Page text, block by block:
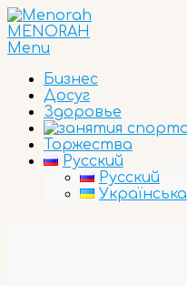
Skip
to
content
MENORAH
Primary
Menu
Menu
Бизнес
Досуг
Здоровье
Торжества
Русский
Русский
Українська